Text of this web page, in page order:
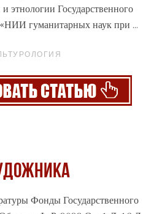
этнологии Государственного
гуманитарных наук при ...
Фонды Государственного